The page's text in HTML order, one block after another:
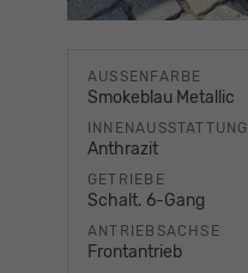
AUSSENFARBE
Smokeblau Metallic
INNENAUSSTATTUNG
Anthrazit
GETRIEBE
Schalt. 6-Gang
ANTRIEBSACHSE
Frontantrieb